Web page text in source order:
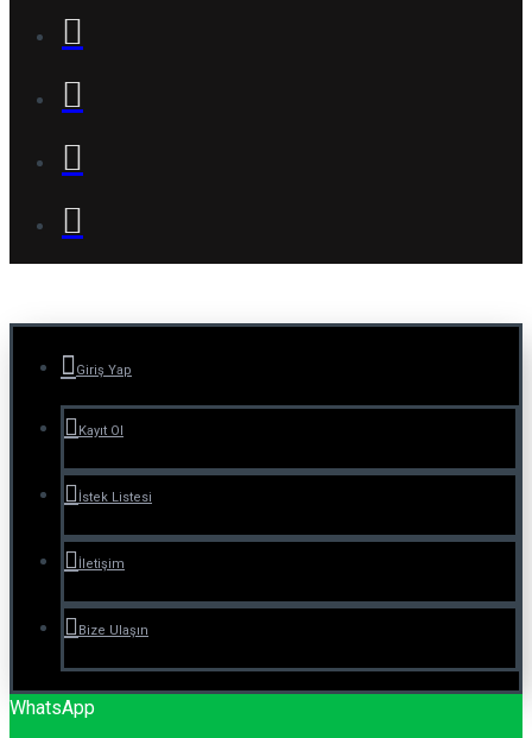
Giriş Yap
Kayıt Ol
İstek Listesi
İletişim
Bize Ulaşın
WhatsApp